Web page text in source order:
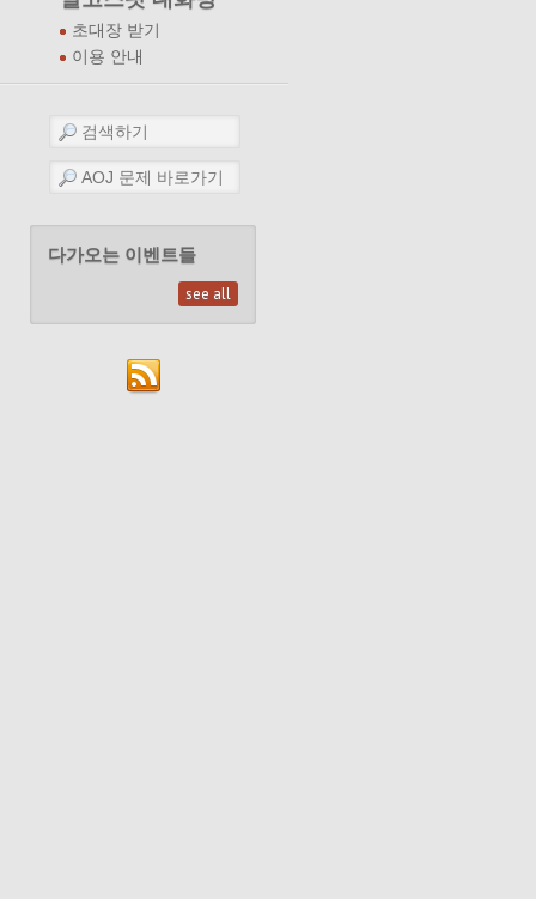
초대장 받기
이용 안내
다가오는 이벤트들
see all